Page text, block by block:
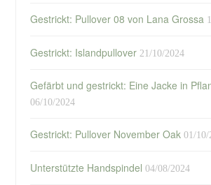
Gestrickt: Pullover 08 von Lana Grossa
Gestrickt: Islandpullover 21/10/2024
Gefärbt und gestrickt: Eine Jacke in
06/10/2024
Gestrickt: Pullover November Oak 01/10/
Unterstützte Handspindel 04/08/2024